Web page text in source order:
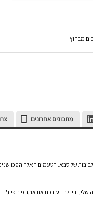
מבחוץ
מתכונים אחרונים
של סבא. הטעמים האלה הפכו
ובין לבין עורכת את אתר פודפייג'.